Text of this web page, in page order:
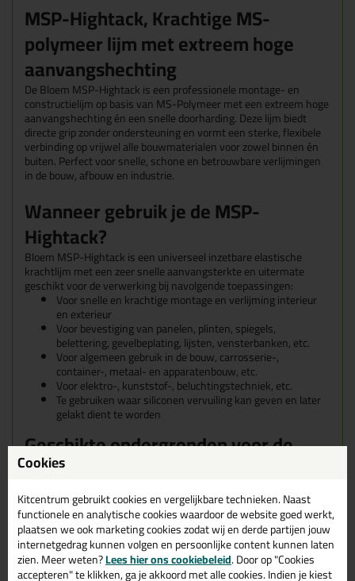
MSP-Hightack, Krachtige MS-
polymeer lijm met extreem hoge
aanvangshechting
De Bloem MSP-Hightack is een professionele montage- en
constructielijm op basis van MS-Polymeer met een extreem hoge
aanvangshechting én een snelle doorharding. Deze lijm biedt
directe grip zonder ondersteuning en vormt een sterke, flexibele
verbinding op vrijwel alle bouwmaterialen voor zowel binnen én
buiten. Perfect voor snelle, schone en betrouwbare verlijmingen
in de bouw, afbouw en industrie.
Wanneer gebruik je de MSP-
Hightack?
Bloem MSP-Hightack is een universeel inzetbare elastische
krachtlijm met een zeer snelle aanvangsterkte en uitermate
geschikt voor de verwerking bij navolgende toepassingen:
Voor snelle en krachtige montage en verlijming interieur
en exterieur
Voor bevestiging van panelen, plinten, spiegels,
belettering, gevelbeplating, lijsten, vensterbanken, etc.
Voor algemeen gebruik in de bouw, carrosserie-,
container-, metaal- en apparatenbouw, etc.
Voor elektro-, kunststof-, beluchtingstechniek, etc.
Te gebruiken waar siliconen vervuiling kan geven en later
gelakt dient te worden
Geschikte ondergronden voor de
MSP-Hightack
MSP-Hightack hecht moeiteloos op vrijwel alle bouwmaterialen,
zoals glas, metalen, hout, tegels, plinten, laminaat, kunststoffen,
beton, steen, gips, etc.
De MSP-Hightack is niet geschikt voor PE, PP, PC, PMMA, PTFE,
zachte kunststoffen, neopreen en bitumineuze ondergronden.
Cookies
Kitcentrum gebruikt cookies en vergelijkbare technieken. Naast
functionele en analytische cookies waardoor de website goed werkt,
plaatsen we ook marketing cookies zodat wij en derde partijen jouw
internetgedrag kunnen volgen en persoonlijke content kunnen laten
zien. Meer weten?Lees hier ons cookiebeleid. Door op "Cookies
accepteren" te klikken, ga je akkoord met alle cookies. Indien je kiest